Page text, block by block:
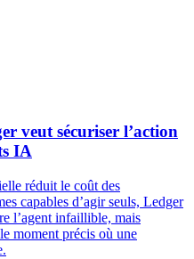
veut sécuriser l’action
IA
réduit le coût des
capables d’agir seuls, Ledger
l’agent infaillible, mais
moment précis où une